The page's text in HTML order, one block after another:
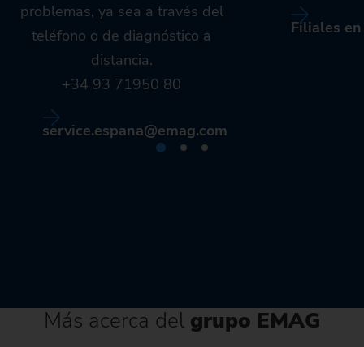
problemas, ya sea a través del
teléfono o de diagnóstico a
distancia.
+34 93 71950 80
service.espana@emag.com
Filiales
Más acerca del grupo EMAG